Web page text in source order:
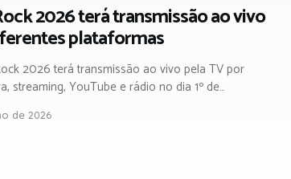
2026 terá transmissão ao vivo
plataformas
2026 terá transmissão ao vivo pela TV por
streaming, YouTube e rádio no dia 1º de…
de 2026